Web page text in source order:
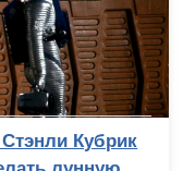
Кубрик